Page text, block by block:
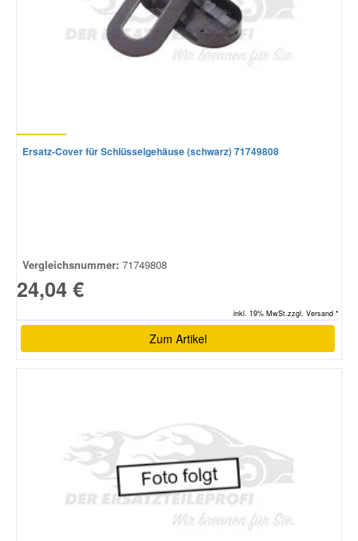
Ersatz-Cover für Schlüsselgehäuse (schwarz) 71749808
Vergleichsnummer: 71749808
24,04 €
inkl. 19% MwSt.zzgl. Versand *
Zum Artikel